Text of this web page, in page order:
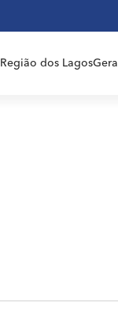
Região dos LagosGeral